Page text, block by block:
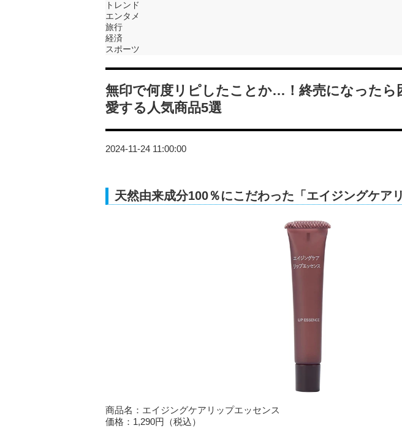
トレンド
エンタメ
旅行
経済
スポーツ
無印で何度リピしたことか…！終売になったら
愛する人気商品5選
2024-11-24 11:00:00
天然由来成分100％にこだわった「エイジングケア
商品名：エイジングケアリップエッセンス
価格：1,290円（税込）